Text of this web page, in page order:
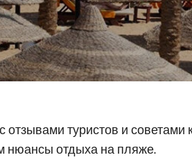
туристов и советами
нюансы отдыха на пляже.